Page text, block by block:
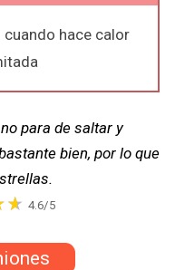
hace calor
para de saltar y
bien, por lo que
4.6/5